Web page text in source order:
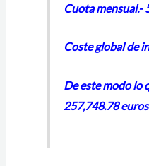
Cuota mensual.-
Coste global de
De este modo lo
257,748.78 euros